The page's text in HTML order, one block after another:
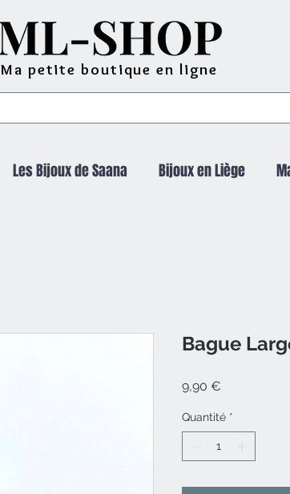
Ma petite boutique en ligne
Les Bijoux de Saana Bijoux en Liège
Bague
9,90 €
Quantité *